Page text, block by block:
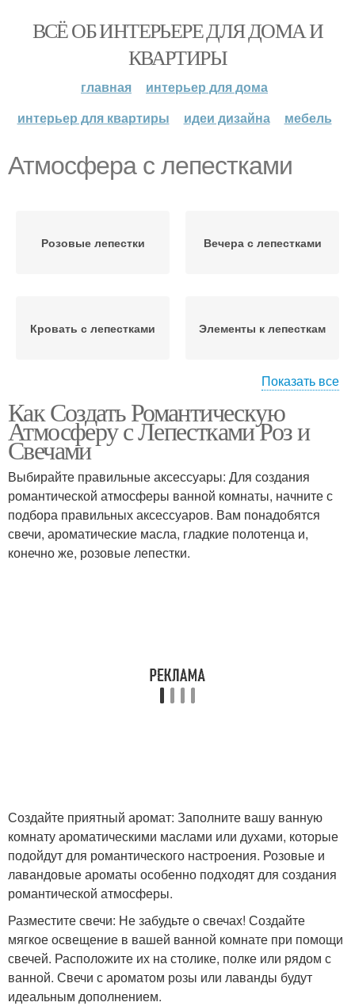
ВСЁ ОБ ИНТЕРЬЕРЕ ДЛЯ ДОМА И
КВАРТИРЫ
главная
интерьер для дома
интерьер для квартиры
идеи дизайна мебель
Атмосфера с лепестками
Розовые лепестки Вечера с лепестками
Кровать с лепестками Элементы к лепесткам
Романтическая
атмосфера
лепестки
Лепестки для декора
Лепестки для
романтического
эффекта
Показать все
Как Создать Романтическую
Атмосферу с Лепестками Роз и
Свечами
Выбирайте правильные аксессуары: Для создания
романтической атмосферы ванной комнаты, начните с
подбора правильных аксессуаров. Вам понадобятся
свечи, ароматические масла, гладкие полотенца и,
конечно же, розовые лепестки.
Создайте приятный аромат: Заполните вашу ванную
комнату ароматическими маслами или духами, которые
подойдут для романтического настроения. Розовые и
лавандовые ароматы особенно подходят для создания
романтической атмосферы.
Разместите свечи: Не забудьте о свечах! Создайте
мягкое освещение в вашей ванной комнате при помощи
свечей. Расположите их на столике, полке или рядом с
ванной. Свечи с ароматом розы или лаванды будут
идеальным дополнением.